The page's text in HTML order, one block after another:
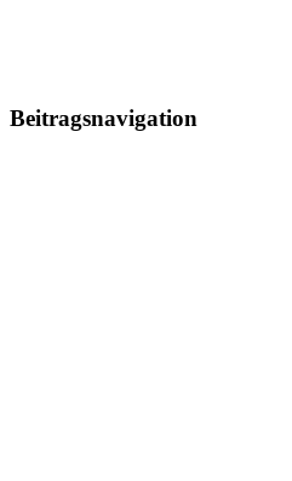
Beitragsnavigation